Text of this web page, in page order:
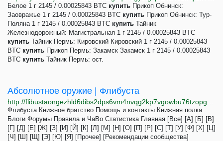
Белое 1 г 2145 / 0.00025843 BTC купить Прикоп Обнинск:
Заовражье 1 г 2145 / 0.00025843 BTC купить Прикоп Обнинск: Тур-
Поляна 1 г 2145 / 0.00025843 BTC купить Тайник
Железнодорожный: Магистральная 1 г 2145 / 0.00025843 BTC
купить Тайник Пермь: Кировский Кировский 1 г 2145 / 0.00025843
BTC купить Прикоп Пермь: Закамск Закамск 1 г 2145 / 0.00025843
BTC купить Тайник Пермь: ост.
Абсолютное оружие | Флибуста
Флибуста Книжное братство Помощь и контакты Книжная полка
Блоги Форумы Правила и ЧаВо Статистика Главная [Все] [А] [Б] [В]
[Г] [Д] [Е] [Ж] [З] [И] [Й] [К] [Л] [М] [Н] [О] [П] [Р] [С] [Т] [У] [Ф] [Х] [Ц]
[Ч] [Ш] [Щ] [Э] [Ю] [Я] [Прочее] [Рекомендации сообщества]